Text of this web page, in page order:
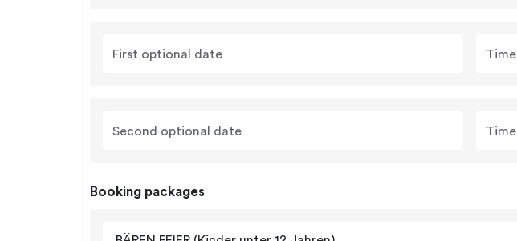
First optional date Time
Second optional date Time
Booking packages